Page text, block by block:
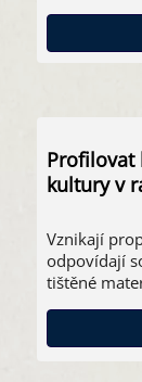
Profilovat
kultury v
Vznikají
odpovídají
tištěné